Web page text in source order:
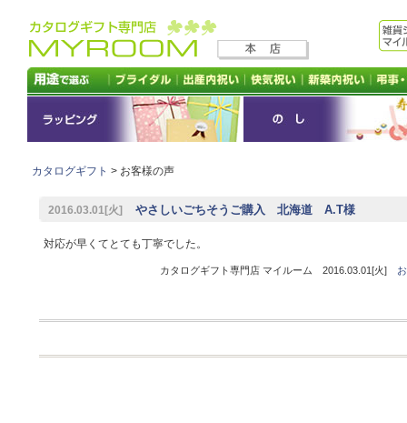
カタログギフト > お客様の声
2016.03.01[火] やさしいごちそうご購入 北海道 A.T様
対応が早くてとても丁寧でした。
カタログギフト専門店 マイルーム 2016.03.01[火]